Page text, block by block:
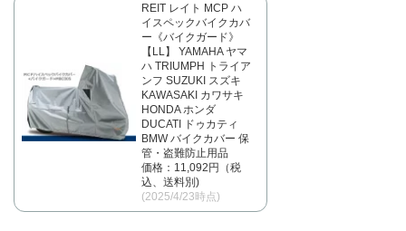
REIT レイト MCP ハ
イスペックバイクカバ
ー《バイクガード》
【LL】 YAMAHA ヤマ
ハ TRIUMPH トライア
ンフ SUZUKI スズキ
KAWASAKI カワサキ
HONDA ホンダ
DUCATI ドゥカティ
BMW バイクカバー 保
管・盗難防止用品
価格：11,092円（税
込、送料別)
(2025/4/23時点)